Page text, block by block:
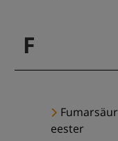
F
Fumarsäur
eester